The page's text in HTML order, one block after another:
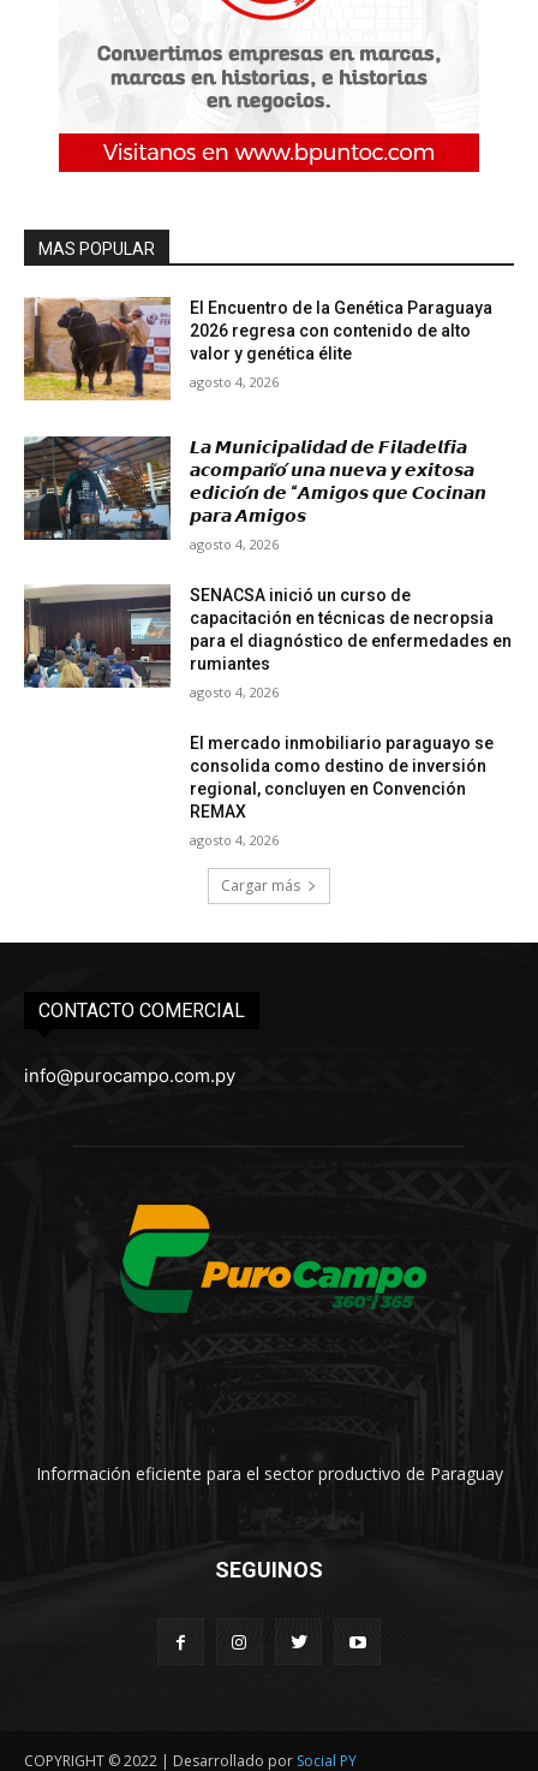
MAS POPULAR
El Encuentro de la Genética Paraguaya
2026 regresa con contenido de alto
valor y genética élite
agosto 4, 2026
𝙇𝙖 𝙈𝙪𝙣𝙞𝙘𝙞𝙥𝙖𝙡𝙞𝙙𝙖𝙙 𝙙𝙚 𝙁𝙞𝙡𝙖𝙙𝙚𝙡𝙛𝙞𝙖
𝙖𝙘𝙤𝙢𝙥𝙖𝙣̃𝙤́ 𝙪𝙣𝙖 𝙣𝙪𝙚𝙫𝙖 𝙮 𝙚𝙭𝙞𝙩𝙤𝙨𝙖
𝙚𝙙𝙞𝙘𝙞𝙤́𝙣 𝙙𝙚 “𝘼𝙢𝙞𝙜𝙤𝙨 𝙦𝙪𝙚 𝘾𝙤𝙘𝙞𝙣𝙖𝙣
𝙥𝙖𝙧𝙖 𝘼𝙢𝙞𝙜𝙤𝙨
agosto 4, 2026
SENACSA inició un curso de
capacitación en técnicas de necropsia
para el diagnóstico de enfermedades en
rumiantes
agosto 4, 2026
El mercado inmobiliario paraguayo se
consolida como destino de inversión
regional, concluyen en Convención
REMAX
agosto 4, 2026
Cargar más
CONTACTO COMERCIAL
info@purocampo.com.py
Información eficiente para el sector productivo de Paraguay
SEGUINOS
COPYRIGHT © 2022 | Desarrollado por Social PY